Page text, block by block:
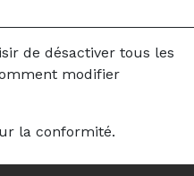
de désactiver tous les
modifier
la conformité.